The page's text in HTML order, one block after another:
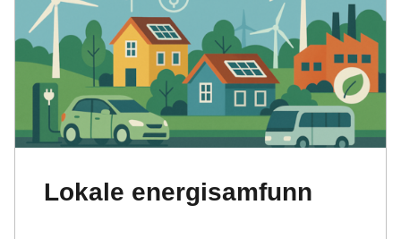
o
o
k
Lokale energisamfunn